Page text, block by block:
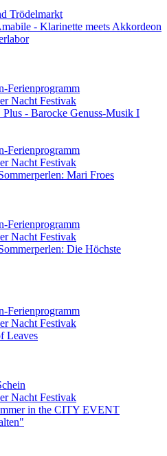
Trödelmarkt
- Klarinette meets Akkordeon
Ferienprogramm
Nacht Festivak
- Barocke Genuss-Musik I
Ferienprogramm
Nacht Festivak
Mari Froes
Ferienprogramm
Nacht Festivak
Die Höchste
Ferienprogramm
Nacht Festivak
Leaves
Nacht Festivak
in the CITY EVENT